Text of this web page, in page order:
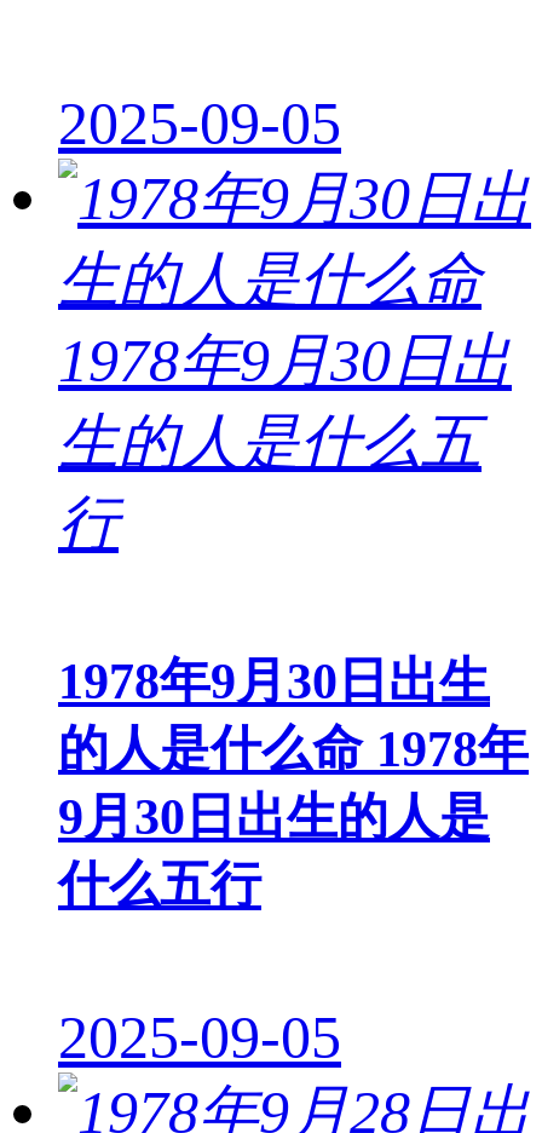
2025-09-05
1978年9月30日出生
的人是什么命 1978年
9月30日出生的人是
什么五行
2025-09-05